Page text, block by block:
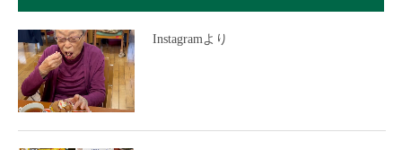
Instagramより